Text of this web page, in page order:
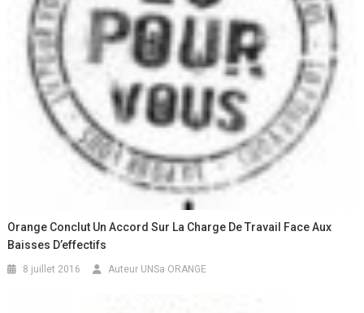
Orange Conclut Un Accord Sur La Charge De Travail Face Aux
Baisses D’effectifs
8 juillet 2016 Auteur UNSa ORANGE